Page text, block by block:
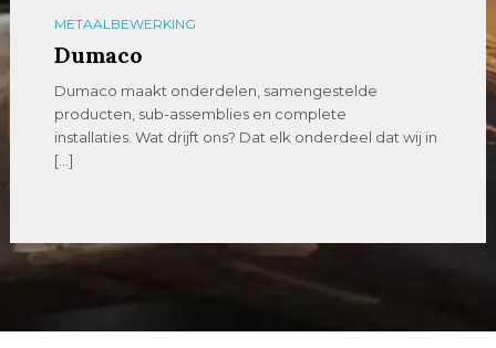
METAALBEWERKING
Dumaco
Dumaco maakt onderdelen, samengestelde
producten, sub-assemblies en complete
installaties. Wat drijft ons? Dat elk onderdeel dat wij in
[…]